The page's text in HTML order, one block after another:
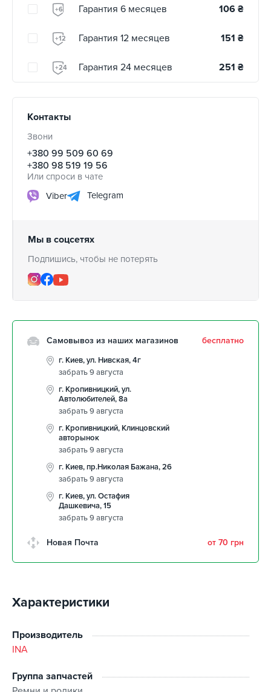
+6 Гарантия 6 месяцев 106 ₴
+12 Гарантия 12 месяцев 151 ₴
+24 Гарантия 24 месяцев 251 ₴
Контакты
Звони
+380 99 509 60 69
+380 98 519 19 56
Или спроси в чате
Viber
Telegram
Мы в соцсетях
Подпишись, чтобы не потерять
Самовывоз из наших магазинов бесплатно
г. Киев, ул. Нивская, 4г
забрать 9 августа
г. Кропивницкий, ул.
Автолюбителей, 8а
забрать 9 августа
г. Кропивницкий, Клинцовский
авторынок
забрать 9 августа
г. Киев, пр.Николая Бажана, 26
забрать 9 августа
г. Киев, ул. Остафия
Дашкевича, 15
забрать 9 августа
Новая Почта от 70 грн
Характеристики
Производитель
INA
Группа запчастей